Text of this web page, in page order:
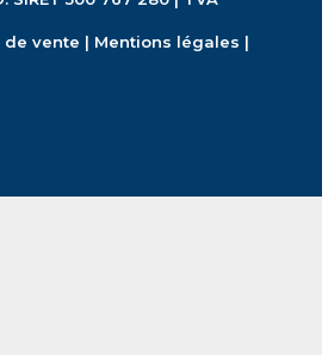
de vente | Mentions légales |